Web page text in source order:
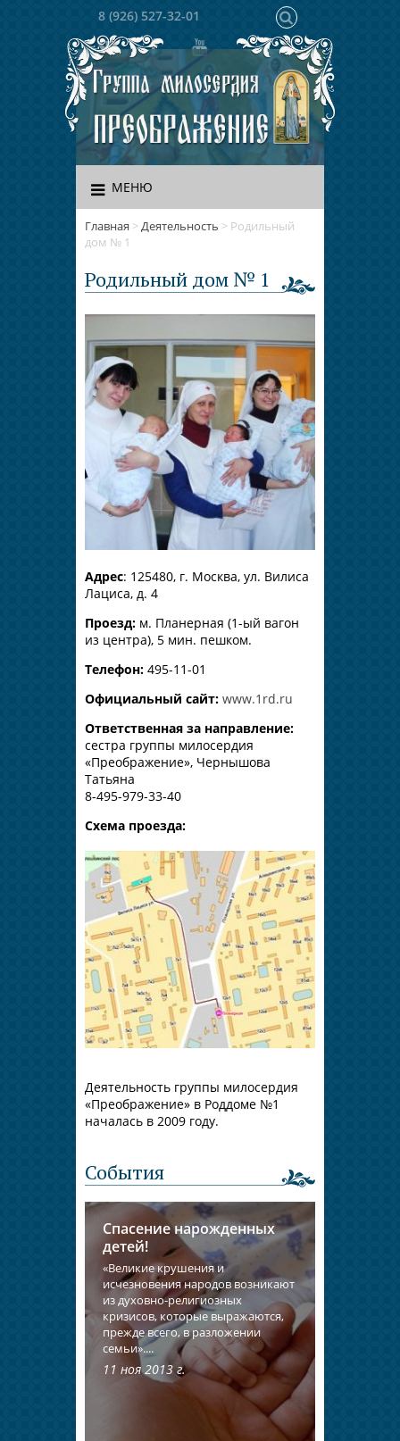
8 (926) 527-32-01
МЕНЮ
Главная >Деятельность > Родильный
дом № 1
Родильный дом № 1
Адрес: 125480, г. Москва, ул. Вилиса
Лациса, д. 4
Проезд: м. Планерная (1-ый вагон
из центра), 5 мин. пешком.
Телефон: 495-11-01
Официальный сайт: www.1rd.ru
Ответственная за направление:
сестра группы милосердия
«Преображение», Чернышова
Татьяна
8-495-979-33-40
Схема проезда:
Деятельность группы милосердия
«Преображение» в Роддоме №1
началась в 2009 году.
События
Спасение нарожденных
детей!
«Великие крушения и
исчезновения народов возникают
из духовно-религиозных
кризисов, которые выражаются,
прежде всего, в разложении
семьи»....
11 ноя 2013 г.